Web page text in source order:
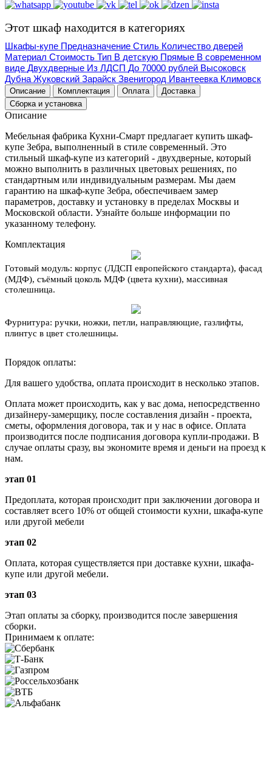
Этот шкаф находится в категориях
Шкафы-купе Предназначение Стиль Количество дверей
Материал Стоимость Тип В детскую Прямые В современном
виде Двухдверные Из ЛДСП До 70000 рублей Высоковск
Дубна Жуковский Зарайск Звенигород Ивантеевка Климовск
Описание Комплектация Оплата
Доставка
Сборка и установка
Описание
Мебельная фабрика Кухни-Смарт предлагает купить шкаф-
купе Зебра, выполненный в стиле современный. Это
стильный шкаф-купе из категорий - двухдверные, который
можно выполнить в различных цветовых решениях, по
стандартным или индивидуальным размерам. Мы даем
гарантию на шкаф-купе Зебра, обеспечиваем замер
параметров, доставку и установку в пределах Москвы и
Московской области. Узнайте больше информации по
указанному телефону.
Комплектация
Готовый модуль: корпус (ЛДСП европейского стандарта), фасад
(МДФ), съёмный цоколь МДФ (цвета кухни), массивная
столешница.
Фурнитура: ручки, ножки, петли, направляющие, газлифты,
плинтус в цвет столешницы.
Порядок оплаты:
Для вашего удобства, оплата происходит в несколько этапов.
Оплата может происходить, как у вас дома, непосредственно
дизайнеру-замерщику, после составления дизайн - проекта,
сметы, оформления договора, так и у нас в офисе. Оплата
производится после подписания договора купли-продажи. В
случае оплаты сразу, вы экономите время и деньги на проезд к
нам.
этап 01
Предоплата, которая происходит при заключении договора и
составляет всего 10% от общей стоимости кухни, шкафа-купе
или другой мебели
этап 02
Оплата, которая существляется при доставке кухни, шкафа-
купе или другой мебели.
этап 03
Этап оплаты за сборку, производится после завершения
сборки.
Принимаем к оплате: